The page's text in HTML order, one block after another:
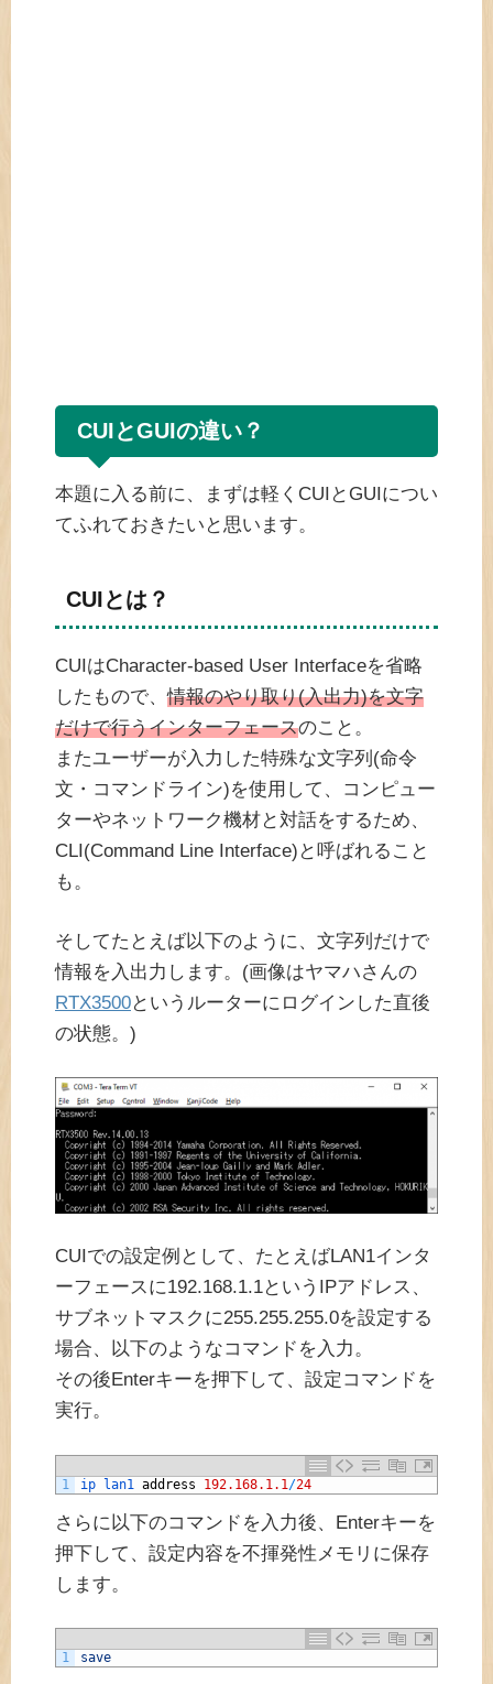
CUIとGUIの違い？
本題に入る前に、まずは軽くCUIとGUIについ
てふれておきたいと思います。
CUIとは？
CUIはCharacter-based User Interfaceを省略
したもので、情報のやり取り(入出力)を文字
だけで行うインターフェースのこと。
またユーザーが入力した特殊な文字列(命令
文・コマンドライン)を使用して、コンピュー
ターやネットワーク機材と対話をするため、
CLI(Command Line Interface)と呼ばれること
も。
そしてたとえば以下のように、文字列だけで
情報を入出力します。(画像はヤマハさんの
RTX3500というルーターにログインした直後
の状態。)
CUIでの設定例として、たとえばLAN1インタ
ーフェースに192.168.1.1というIPアドレス、
サブネットマスクに255.255.255.0を設定する
場合、以下のようなコマンドを入力。
その後Enterキーを押下して、設定コマンドを
実行。
1 ip lan1 address 192.168.1.1/24
さらに以下のコマンドを入力後、Enterキーを
押下して、設定内容を不揮発性メモリに保存
します。
1 save